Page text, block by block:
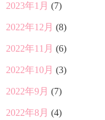
2023年1月 (7)
2022年12月 (8)
2022年11月 (6)
2022年10月 (3)
2022年9月 (7)
2022年8月 (4)